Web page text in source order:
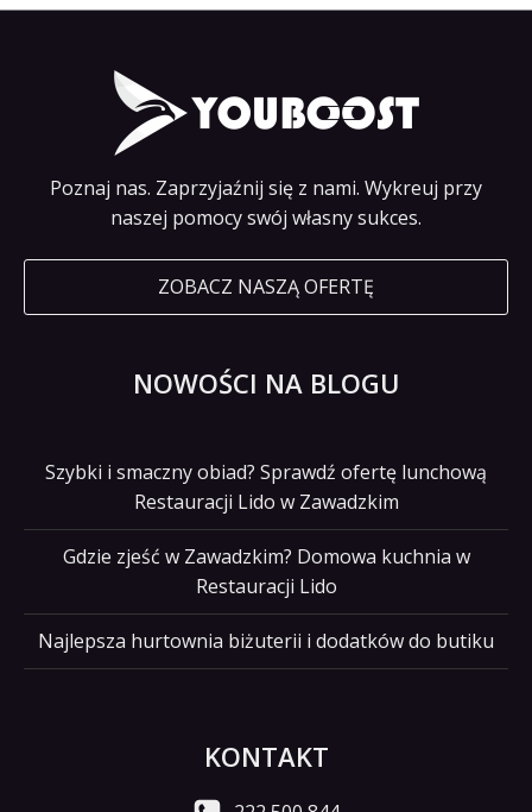
Poznaj nas. Zaprzyjaźnij się z nami. Wykreuj przy
naszej pomocy swój własny sukces.
ZOBACZ NASZĄ OFERTĘ
NOWOŚCI NA BLOGU
Szybki i smaczny obiad? Sprawdź ofertę lunchową
Restauracji Lido w Zawadzkim
Gdzie zjeść w Zawadzkim? Domowa kuchnia w
Restauracji Lido
Najlepsza hurtownia biżuterii i dodatków do butiku
KONTAKT